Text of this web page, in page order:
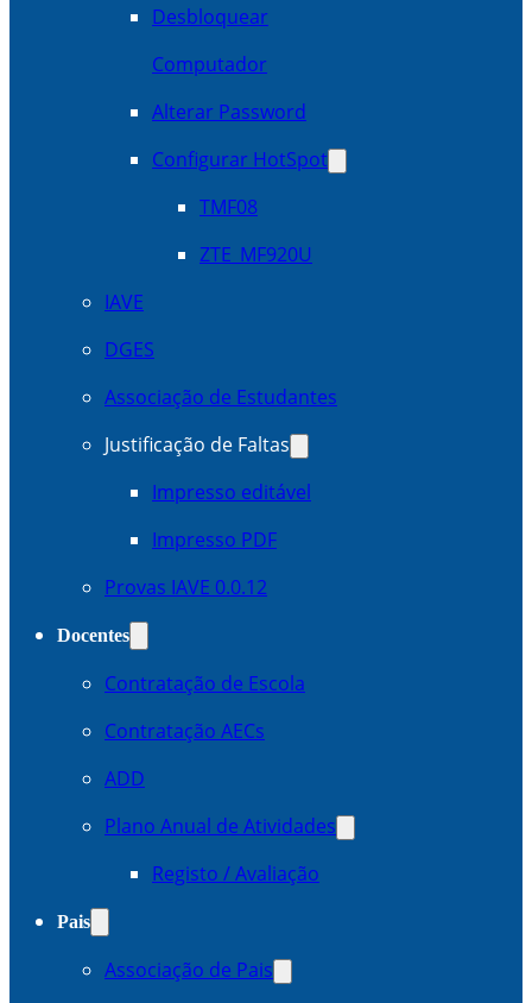
Desbloquear
Computador
Alterar Password
Configurar HotSpot
TMF08
ZTE_MF920U
IAVE
DGES
Associação de Estudantes
Justificação de Faltas
Impresso editável
Impresso PDF
Provas IAVE 0.0.12
Docentes
Contratação de Escola
Contratação AECs
ADD
Plano Anual de Atividades
Registo / Avaliação
Pais
Associação de Pais